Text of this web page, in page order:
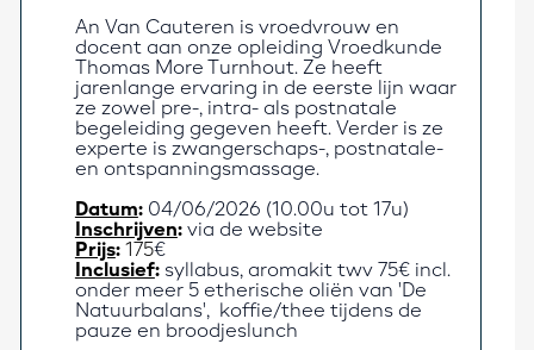
An Van Cauteren is vroedvrouw en
docent aan onze opleiding Vroedkunde
Thomas More Turnhout. Ze heeft
jarenlange ervaring in de eerste lijn waar
ze zowel pre-, intra- als postnatale
begeleiding gegeven heeft. Verder is ze
experte is zwangerschaps-, postnatale-
en ontspanningsmassage.
Datum: 04/06/2026 (10.00u tot 17u)
Inschrijven: via de website
Prijs: 175€
Inclusief: syllabus, aromakit twv 75€ incl.
onder meer 5 etherische oliën van 'De
Natuurbalans',  koffie/thee tijdens de
pauze en broodjeslunch